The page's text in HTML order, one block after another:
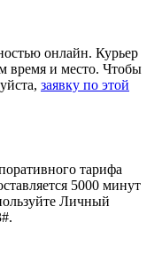
онлайн. Курьер
время и место. Чтобы
заявку по этой
тарифа
5000 минут
Личный